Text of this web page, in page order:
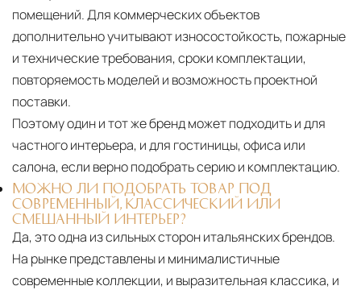
помещений. Для коммерческих объектов
дополнительно учитывают износостойкость, пожарные
и технические требования, сроки комплектации,
повторяемость моделей и возможность проектной
поставки.
Поэтому один и тот же бренд может подходить и для
частного интерьера, и для гостиницы, офиса или
салона, если верно подобрать серию и комплектацию.
МОЖНО ЛИ ПОДОБРАТЬ ТОВАР ПОД
СОВРЕМЕННЫЙ, КЛАССИЧЕСКИЙ ИЛИ
СМЕШАННЫЙ ИНТЕРЬЕР?
Да, это одна из сильных сторон итальянских брендов.
На рынке представлены и минималистичные
современные коллекции, и выразительная классика, и